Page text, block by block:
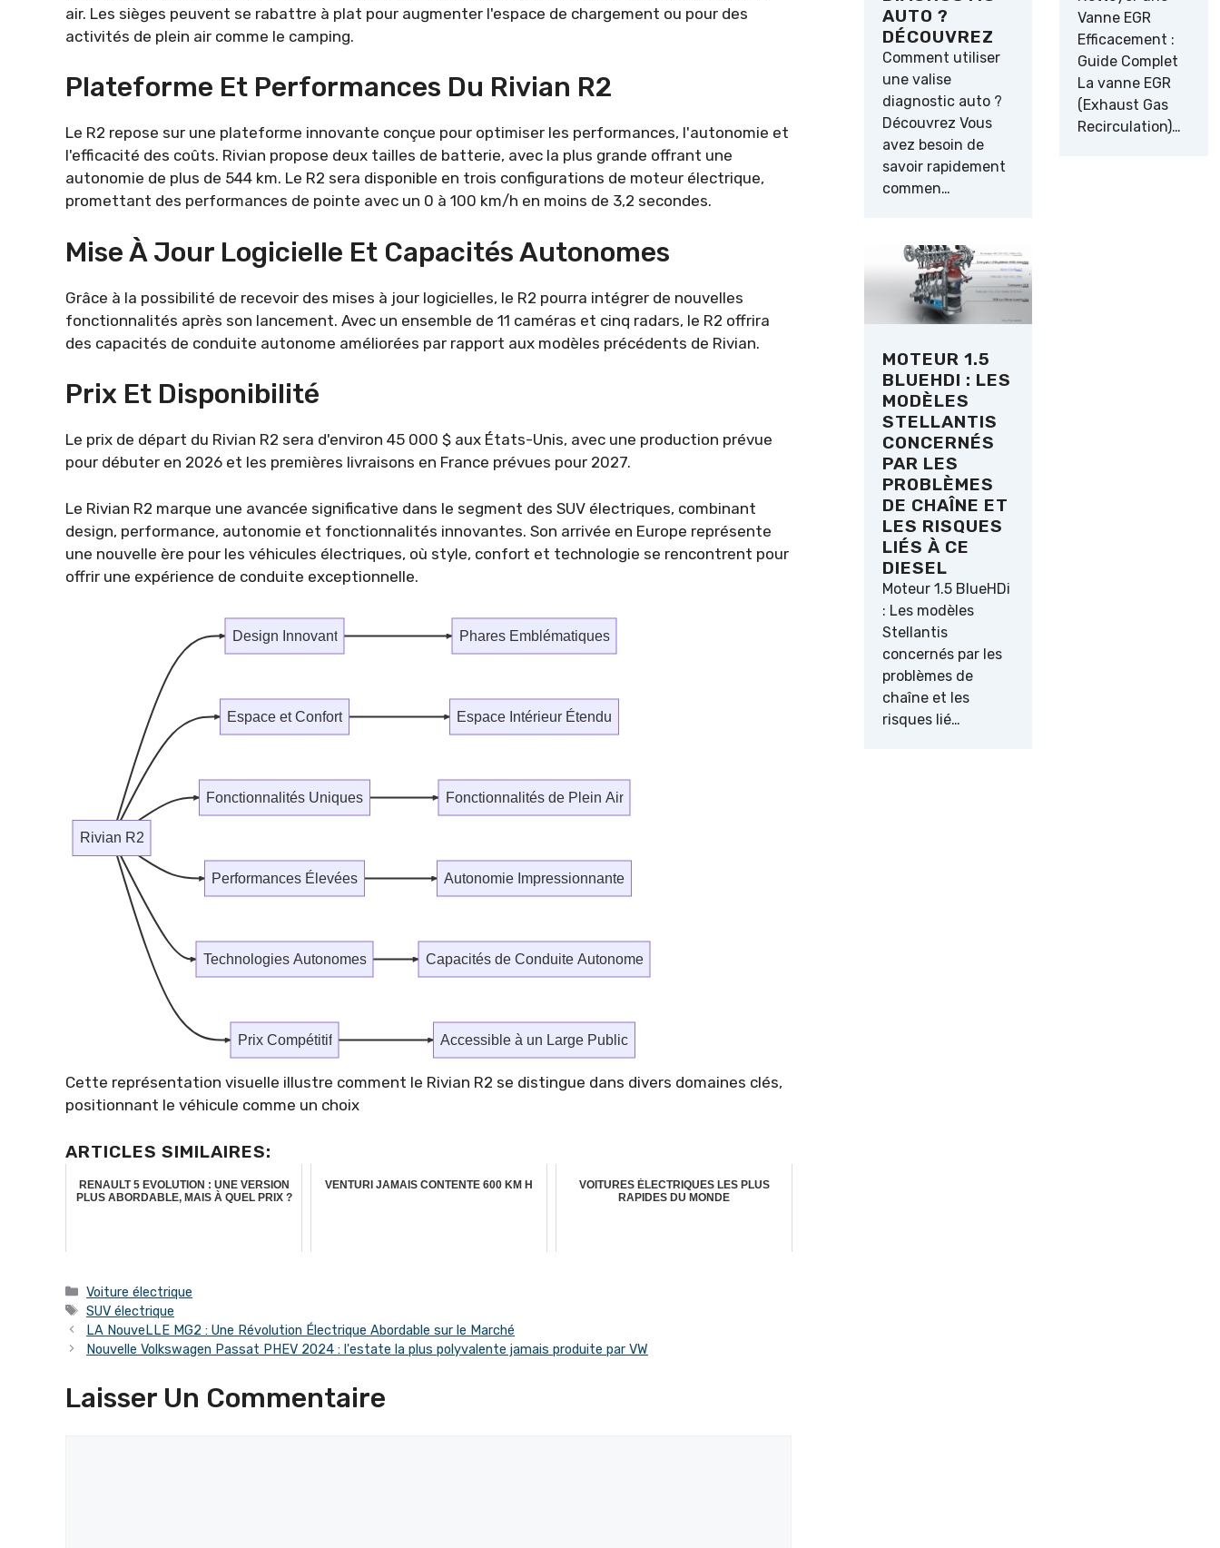
air. Les sièges peuvent se rabattre à plat pour augmenter l'espace de chargement ou pour des
activités de plein air comme le camping.
Plateforme Et Performances Du Rivian R2
Le R2 repose sur une plateforme innovante conçue pour optimiser les performances, l'autonomie et
l'efficacité des coûts. Rivian propose deux tailles de batterie, avec la plus grande offrant une
autonomie de plus de 544 km. Le R2 sera disponible en trois configurations de moteur électrique,
promettant des performances de pointe avec un 0 à 100 km/h en moins de 3,2 secondes.
Mise À Jour Logicielle Et Capacités Autonomes
Grâce à la possibilité de recevoir des mises à jour logicielles, le R2 pourra intégrer de nouvelles
fonctionnalités après son lancement. Avec un ensemble de 11 caméras et cinq radars, le R2 offrira
des capacités de conduite autonome améliorées par rapport aux modèles précédents de Rivian.
Prix Et Disponibilité
Le prix de départ du Rivian R2 sera d'environ 45 000 $ aux États-Unis, avec une production prévue
pour débuter en 2026 et les premières livraisons en France prévues pour 2027.
Le Rivian R2 marque une avancée significative dans le segment des SUV électriques, combinant
design, performance, autonomie et fonctionnalités innovantes. Son arrivée en Europe représente
une nouvelle ère pour les véhicules électriques, où style, confort et technologie se rencontrent pour
offrir une expérience de conduite exceptionnelle.
Rivian R2
Design Innovant
Espace et Confort
Fonctionnalités Uniques
Performances Élevées
Technologies Autonomes
Prix Compétitif
Phares Emblématiques
Espace Intérieur Étendu
Fonctionnalités de Plein Air
Autonomie Impressionnante
Capacités de Conduite Autonome
Accessible à un Large Public
Cette représentation visuelle illustre comment le Rivian R2 se distingue dans divers domaines clés,
positionnant le véhicule comme un choix
ARTICLES SIMILAIRES:
RENAULT 5 EVOLUTION : UNE VERSION
PLUS ABORDABLE, MAIS À QUEL PRIX ?
VENTURI JAMAIS CONTENTE 600 KM H
VOITURES ÉLECTRIQUES LES PLUS
RAPIDES DU MONDE
Catégories
Voiture électrique
Étiquettes
SUV électrique
LA NouveLLE MG2 : Une Révolution Électrique Abordable sur le Marché
Nouvelle Volkswagen Passat PHEV 2024 : l'estate la plus polyvalente jamais produite par VW
Laisser Un Commentaire
AUTO ?
DÉCOUVREZ
Comment utiliser
une valise
diagnostic auto ?
Découvrez Vous
avez besoin de
savoir rapidement
commen…
Vanne EGR
Efficacement :
Guide Complet
La vanne EGR
(Exhaust Gas
Recirculation)…
MOTEUR 1.5
BLUEHDI : LES
MODÈLES
STELLANTIS
CONCERNÉS
PAR LES
PROBLÈMES
DE CHAÎNE ET
LES RISQUES
LIÉS À CE
DIESEL
Moteur 1.5 BlueHDi
: Les modèles
Stellantis
concernés par les
problèmes de
chaîne et les
risques lié…